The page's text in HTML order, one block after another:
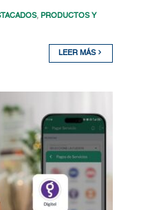
, PRODUCTOS Y
LEER MÁS